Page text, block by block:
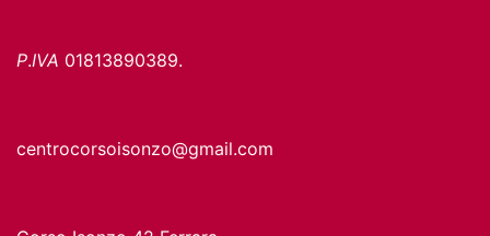
P.IVA 01813890389.
centrocorsoisonzo@gmail.com